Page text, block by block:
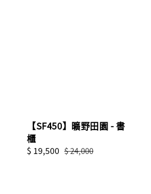
【SF450】曠野田園 - 書
櫃
Sale
$ 19,500 Regular
$ 24,000